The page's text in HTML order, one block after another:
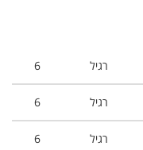
רגיל 6
רגיל 6
רגיל 6